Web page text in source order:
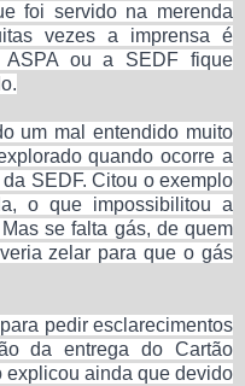
foi servido na merenda
vezes a imprensa é
ASPA ou a SEDF fique
um mal entendido muito
quando ocorre a
SEDF. Citou o exemplo
o que impossibilitou a
se falta gás, de quem
zelar para que o gás
pedir esclarecimentos
da entrega do Cartão
explicou ainda que devido